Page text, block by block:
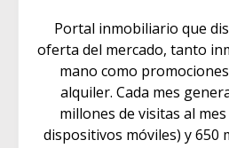
Portal inmobiliario que
oferta del mercado, tanto
mano como
alquiler. Cada mes
millones de visitas al
dispositivos móviles) y 650